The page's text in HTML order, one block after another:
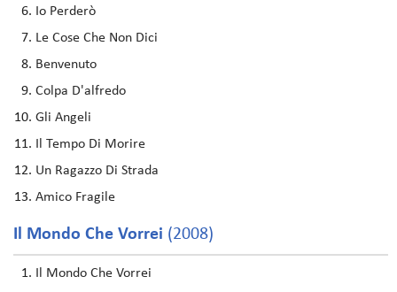
Io Perderò
Le Cose Che Non Dici
Benvenuto
Colpa D'alfredo
Gli Angeli
Il Tempo Di Morire
Un Ragazzo Di Strada
Amico Fragile
Il Mondo Che Vorrei (2008)
Il Mondo Che Vorrei